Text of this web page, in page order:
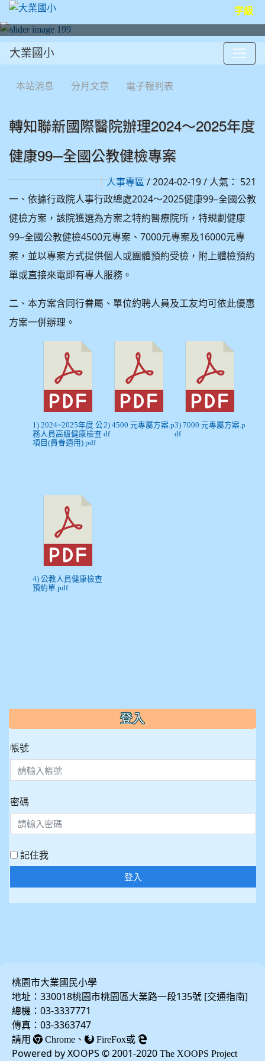
字級
大業國小
本站消息 分月文章 電子報列表
轉知聯新國際醫院辦理2024～2025年度
健康99─全國公教健檢專案
人事專區/ 2024-02-19 / 人氣： 521
一、依據行政院人事行政總處2024～2025健康99─全國公教
健檢方案，該院獲選為方案之特約醫療院所，特規劃健康
99─全國公教健檢4500元專案、7000元專案及16000元專
案，並以專案方式提供個人或團體預約受檢，附上體檢預約
單或直接來電即有專人服務。
二、本方案含同行眷屬、單位約聘人員及工友均可依此優惠
方案一併辦理。
1) 2024~2025年度 公
務人員高級健康檢查
項目(員眷適用).pdf
2) 4500 元專屬方案.p
df
3) 7000 元專屬方案.p
df
4) 公教人員健康檢查
預約單.pdf
::: 登入
帳號
密碼
記住我
登入
桃園市大業國民小學
地址：330018桃園市桃園區大業路一段135號 [交通指南]
總機：03-3337771
傳真：03-3363747
請用
Chrome 、 FireFox或
Powered by XOOPS © 2001-2020 The XOOPS Project